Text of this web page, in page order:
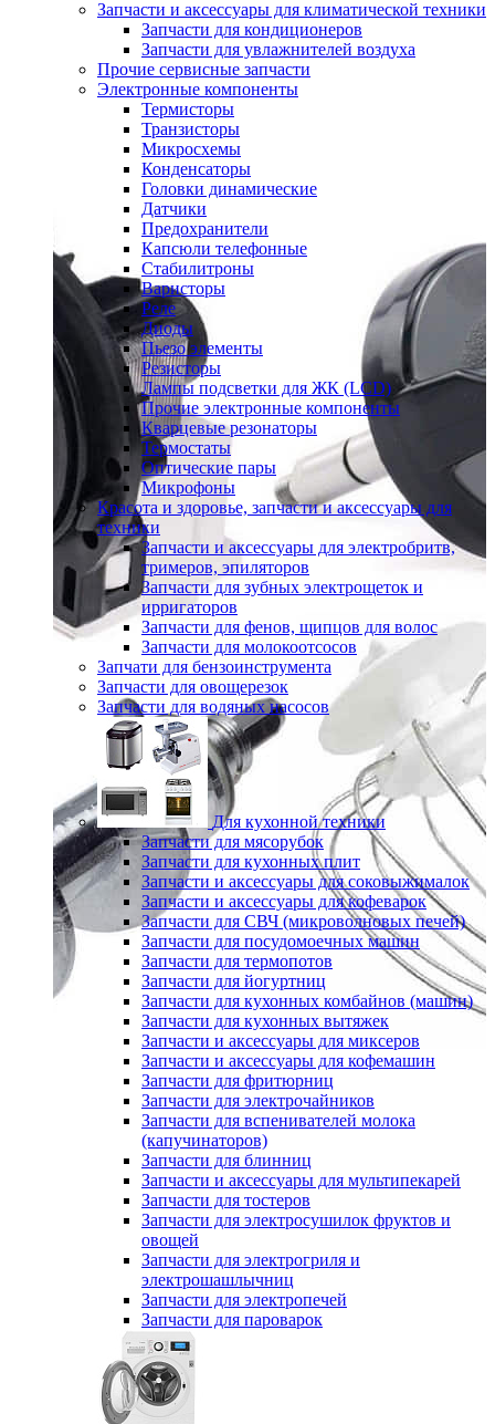
Запчасти и аксессуары для климатической техники
Запчасти для кондиционеров
Запчасти для увлажнителей воздуха
Прочие сервисные запчасти
Электронные компоненты
Термисторы
Транзисторы
Микросхемы
Конденсаторы
Головки динамические
Датчики
Предохранители
Капсюли телефонные
Стабилитроны
Варисторы
Реле
Диоды
Пьезо элементы
Резисторы
Лампы подсветки для ЖК (LCD)
Прочие электронные компоненты
Кварцевые резонаторы
Термостаты
Оптические пары
Микрофоны
Красота и здоровье, запчасти и аксессуары для
техники
Запчасти и аксессуары для электробритв,
тримеров, эпиляторов
Запчасти для зубных электрощеток и
ирригаторов
Запчасти для фенов, щипцов для волос
Запчасти для молокоотсосов
Запчати для бензоинструмента
Запчасти для овощерезок
Запчасти для водяных насосов
Для кухонной техники
Запчасти для мясорубок
Запчасти для кухонных плит
Запчасти и аксессуары для соковыжималок
Запчасти и аксессуары для кофеварок
Запчасти для СВЧ (микроволновых печей)
Запчасти для посудомоечных машин
Запчасти для термопотов
Запчасти для йогуртниц
Запчасти для кухонных комбайнов (машин)
Запчасти для кухонных вытяжек
Запчасти и аксессуары для миксеров
Запчасти и аксессуары для кофемашин
Запчасти для фритюрниц
Запчасти для электрочайников
Запчасти для вспенивателей молока
(капучинаторов)
Запчасти для блинниц
Запчасти и аксессуары для мультипекарей
Запчасти для тостеров
Запчасти для электросушилок фруктов и
овощей
Запчасти для электрогриля и
электрошашлычниц
Запчасти для электропечей
Запчасти для пароварок